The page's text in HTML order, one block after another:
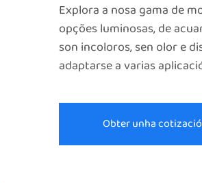
Explora a nosa gama de
opções luminosas, de
son incoloros, sen olor e
adaptarse a varias
Obter unha